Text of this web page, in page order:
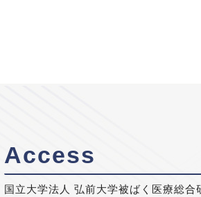
Access
国立大学法人 弘前大学被ばく医療総合